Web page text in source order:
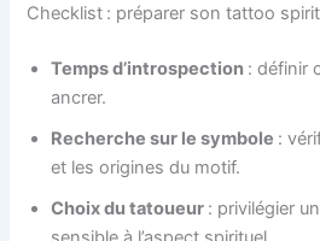
Checklist : préparer son tattoo
Temps d’introspection : définir
ancrer.
Recherche sur le symbole :
et les origines du motif.
Choix du tatoueur : privilégier